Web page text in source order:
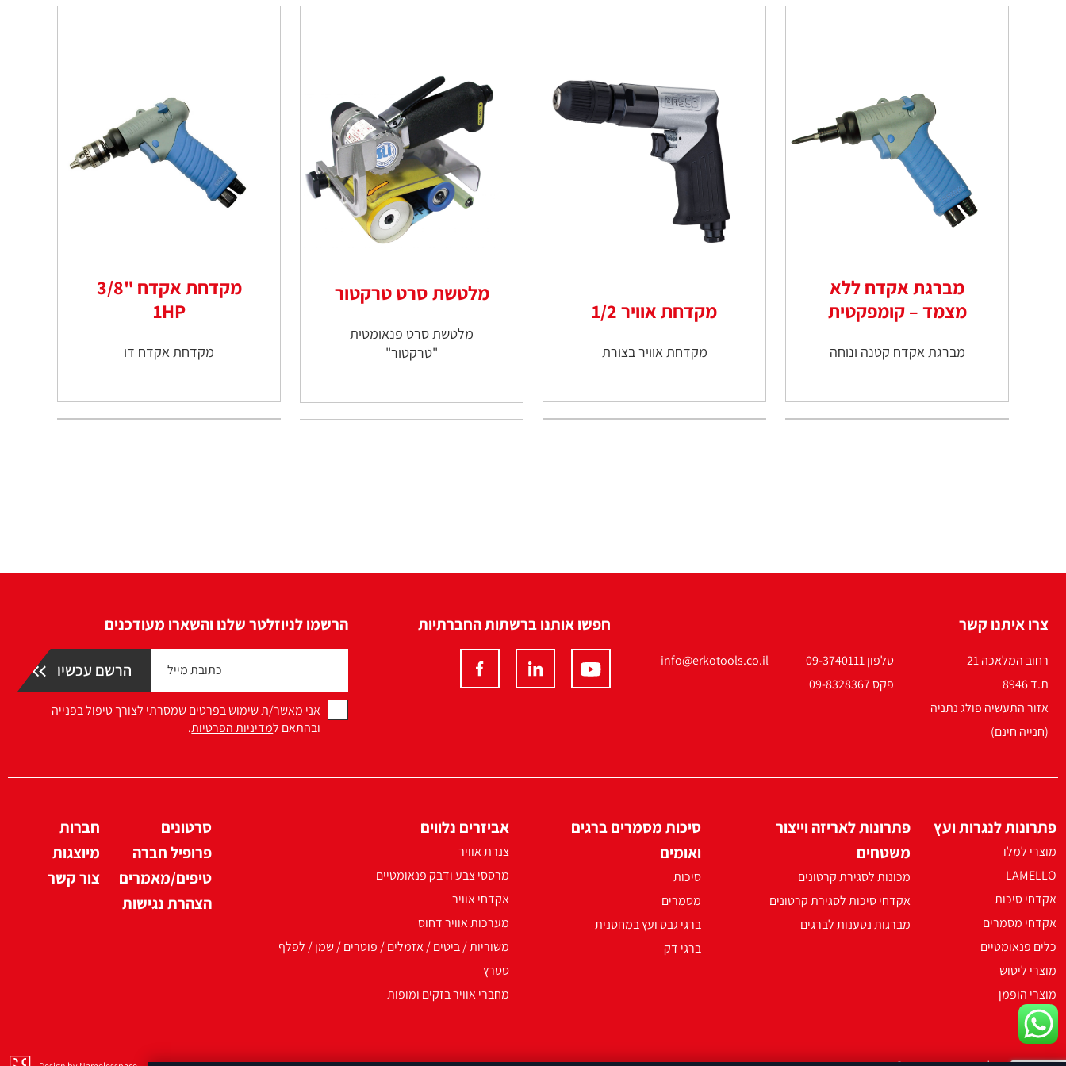
מברגת אקדח ללא
מצמד – קומפקטית
מברגת אקדח קטנה ונוחה
מקדחת אוויר 1/2
מקדחת אוויר בצורת
מלטשת סרט טרקטור
מלטשת סרט פנאומטית
"טרקטור"
מקדחת אקדח "3/8
1HP
מקדחת אקדח דו
צרו איתנו קשר
רחוב המלאכה 21
ת.ד 8946
אזור התעשיה פולג נתניה
(חנייה חינם)
טלפון 09-3740111
פקס 09-8328367
info@erkotools.co.il
חפשו אותנו ברשתות החברתיות הרשמו לניוזלטר שלנו והשארו מעודכנים
אני מאשר/ת שימוש בפרטים שמסרתי לצורך טיפול בפנייה
ובהתאם למדיניות הפרטיות.
פתרונות לנגרות ועץ
מוצרי למלו
LAMELLO
אקדחי סיכות
אקדחי מסמרים
כלים פנאומטיים
מוצרי ליטוש
מוצרי הופמן
פתרונות לאריזה וייצור
משטחים
מכונות לסגירת קרטונים
אקדחי סיכות לסגירת קרטונים
מברגות נטענות לברגים
סיכות מסמרים ברגים
ואומים
סיכות
מסמרים
ברגי גבס ועץ במחסנית
ברגי דק
אביזרים נלווים
צנרת אוויר
מרססי צבע ודבק פנאומטיים
אקדחי אוויר
מערכות אוויר דחוס
משוריות / ביטים / אזמלים / פוטרים / שמן / לפלף
סטרץ
מחברי אוויר בזקים ומופות
סרטונים
פרופיל חברה
טיפים/מאמרים
הצהרת נגישות
חברות
מיוצגות
צור קשר